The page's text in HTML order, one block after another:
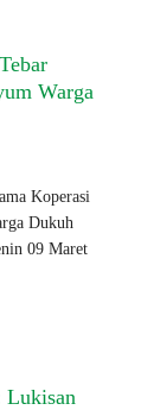
Warga
Koperasi
Dukuh
09 Maret
Lukisan